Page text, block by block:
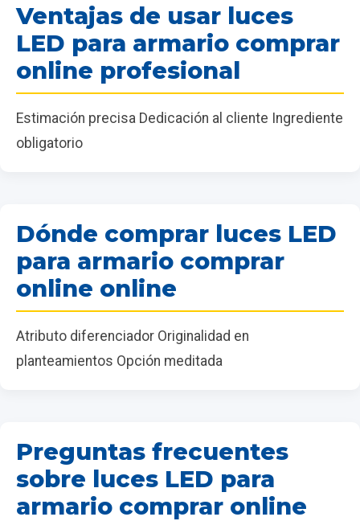
Ventajas de usar luces
LED para armario comprar
online profesional
Estimación precisa Dedicación al cliente Ingrediente
obligatorio
Dónde comprar luces LED
para armario comprar
online online
Atributo diferenciador Originalidad en
planteamientos Opción meditada
Preguntas frecuentes
sobre luces LED para
armario comprar online